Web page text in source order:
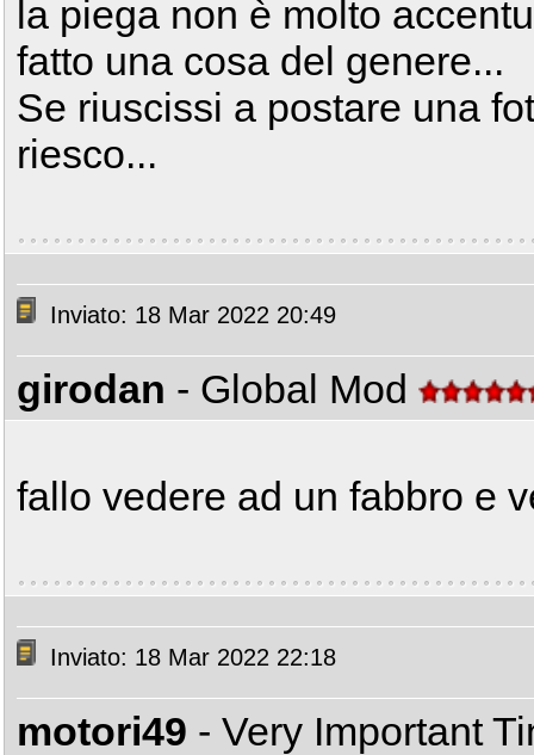
la piega non è molto
fatto una cosa del genere...
Se riuscissi a postare una
riesco...
Inviato: 18 Mar 2022 20:49
girodan - Global Mod
fallo vedere ad un fabbro e
Inviato: 18 Mar 2022 22:18
motori49 - Very Important